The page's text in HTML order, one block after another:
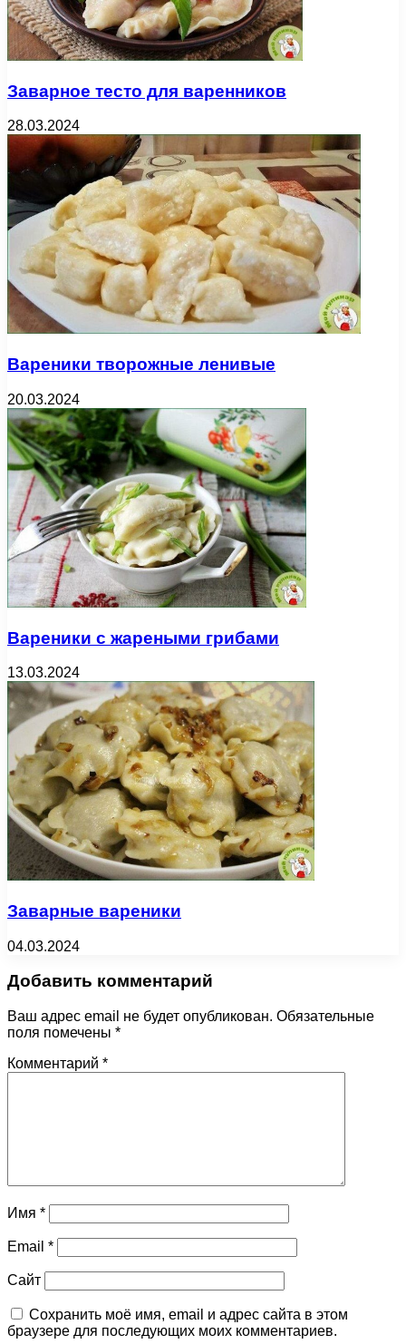
Заварное тесто для варенников
28.03.2024
Вареники творожные ленивые
20.03.2024
Вареники с жареными грибами
13.03.2024
Заварные вареники
04.03.2024
Добавить комментарий
Ваш адрес email не будет опубликован. Обязательные
поля помечены *
Комментарий *
Имя *
Email *
Сайт
Сохранить моё имя, email и адрес сайта в этом
браузере для последующих моих комментариев.